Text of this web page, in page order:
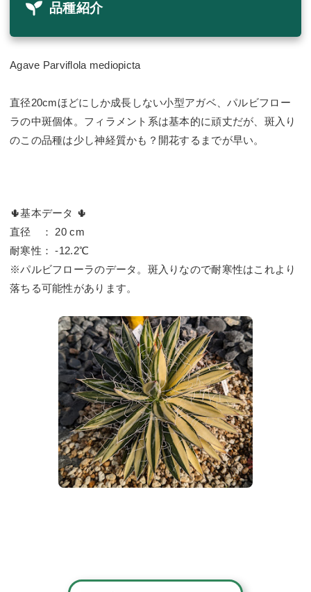
品種紹介
Agave Parviflola mediopicta
直径20cmほどにしか成長しない小型アガベ、パルビフロー
ラの中斑個体。フィラメント系は基本的に頑丈だが、斑入り
のこの品種は少し神経質かも？開花するまでが早い。
🌵基本データ 🌵
直径 ： 20 cm
耐寒性： -12.2℃
※パルビフローラのデータ。斑入りなので耐寒性はこれより
落ちる可能性があります。